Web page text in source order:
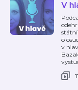
V
o
v